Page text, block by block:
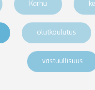
Karhu
olutkoulutus
vastuullisuus